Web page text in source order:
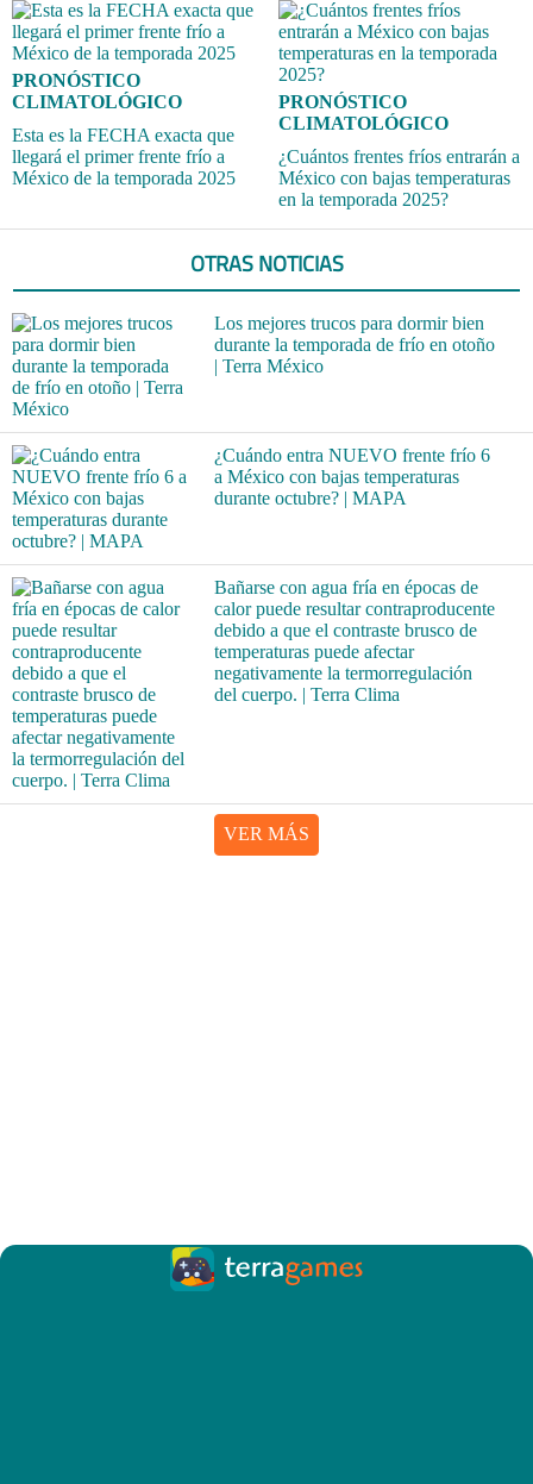
PRONÓSTICO
CLIMATOLÓGICO
Esta es la FECHA exacta que
llegará el primer frente frío a
México de la temporada 2025
PRONÓSTICO
CLIMATOLÓGICO
¿Cuántos frentes fríos entrarán a
México con bajas temperaturas
en la temporada 2025?
OTRAS NOTICIAS
Los mejores trucos para dormir bien
durante la temporada de frío en otoño
| Terra México
¿Cuándo entra NUEVO frente frío 6
a México con bajas temperaturas
durante octubre? | MAPA
Bañarse con agua fría en épocas de
calor puede resultar contraproducente
debido a que el contraste brusco de
temperaturas puede afectar
negativamente la termorregulación
del cuerpo. | Terra Clima
VER MÁS